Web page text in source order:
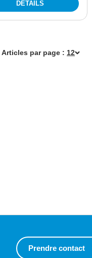
DÉTAILS
Articles par page :
Prendre contact